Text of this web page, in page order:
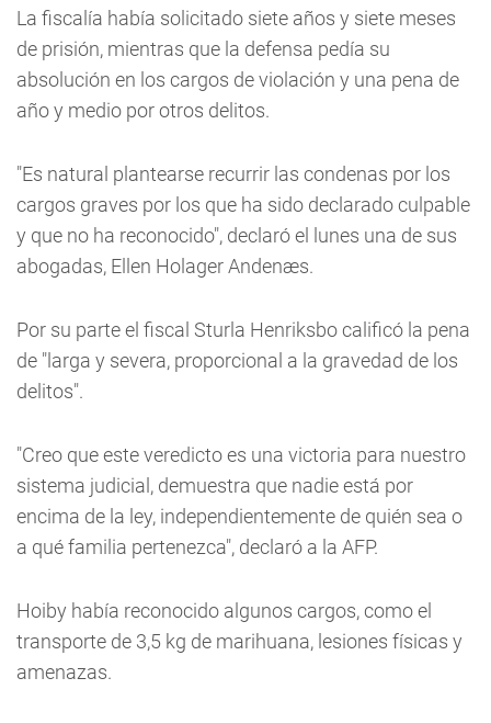
La fiscalía había solicitado siete años y siete meses
de prisión, mientras que la defensa pedía su
absolución en los cargos de violación y una pena de
año y medio por otros delitos.
"Es natural plantearse recurrir las condenas por los
cargos graves por los que ha sido declarado culpable
y que no ha reconocido", declaró el lunes una de sus
abogadas, Ellen Holager Andenæs.
Por su parte el fiscal Sturla Henriksbo calificó la pena
de "larga y severa, proporcional a la gravedad de los
delitos".
"Creo que este veredicto es una victoria para nuestro
sistema judicial, demuestra que nadie está por
encima de la ley, independientemente de quién sea o
a qué familia pertenezca", declaró a la AFP.
Hoiby había reconocido algunos cargos, como el
transporte de 3,5 kg de marihuana, lesiones físicas y
amenazas.